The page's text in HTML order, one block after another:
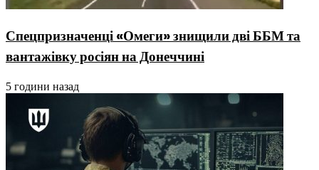
Спецпризначенці «Омеги» знищили дві ББМ та
вантажівку росіян на Донеччині
5 години назад